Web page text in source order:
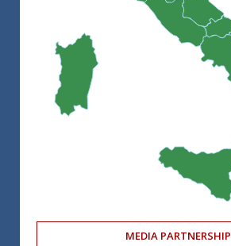
MEDIA PARTNERSHIP